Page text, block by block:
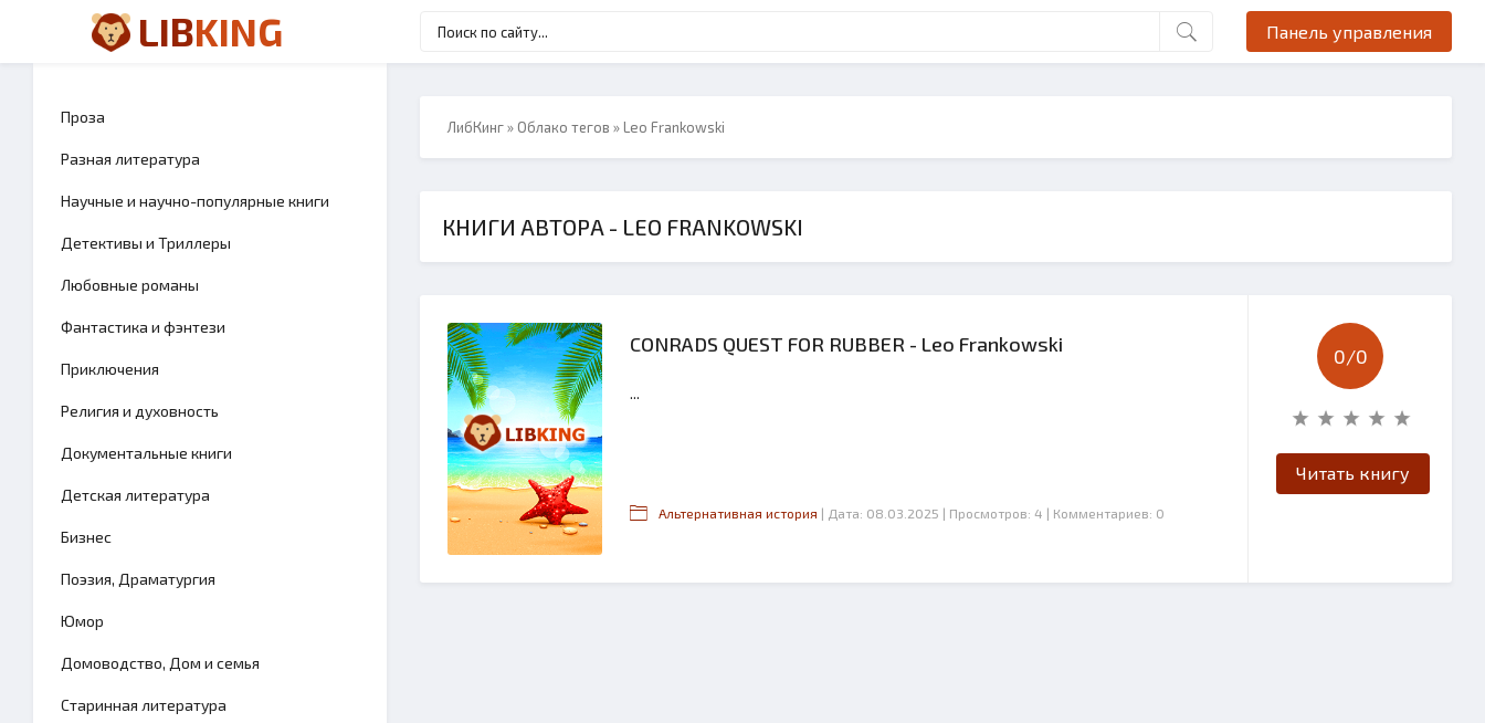
LIBKING Панель управления
Проза
Разная литература
Научные и научно-популярные книги
Детективы и Триллеры
Любовные романы
Фантастика и фэнтези
Приключения
Религия и духовность
Документальные книги
Детская литература
Бизнес
Поэзия, Драматургия
Юмор
Домоводство, Дом и семья
Старинная литература
ЛибКинг» Облако тегов » Leo Frankowski
КНИГИ АВТОРА - LEO FRANKOWSKI
CONRADS QUEST FOR RUBBER - Leo Frankowski
...
Альтернативная история | Дата: 08.03.2025 | Просмотров: 4 | Комментариев: 0
0/0
Читать книгу